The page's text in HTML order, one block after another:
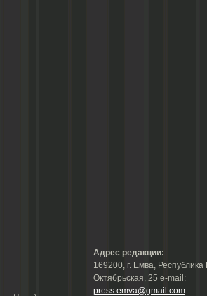
факс);
Адрес редакции:
169200, г. Емва, Республика
Октябрьская, 25 е-mail:
press.emva@gmail.com